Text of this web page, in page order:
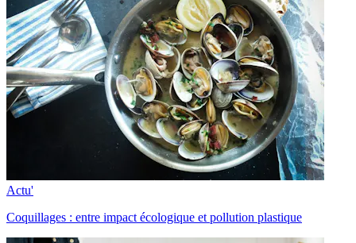
Actu'
Coquillages : entre impact écologique et pollution plastique